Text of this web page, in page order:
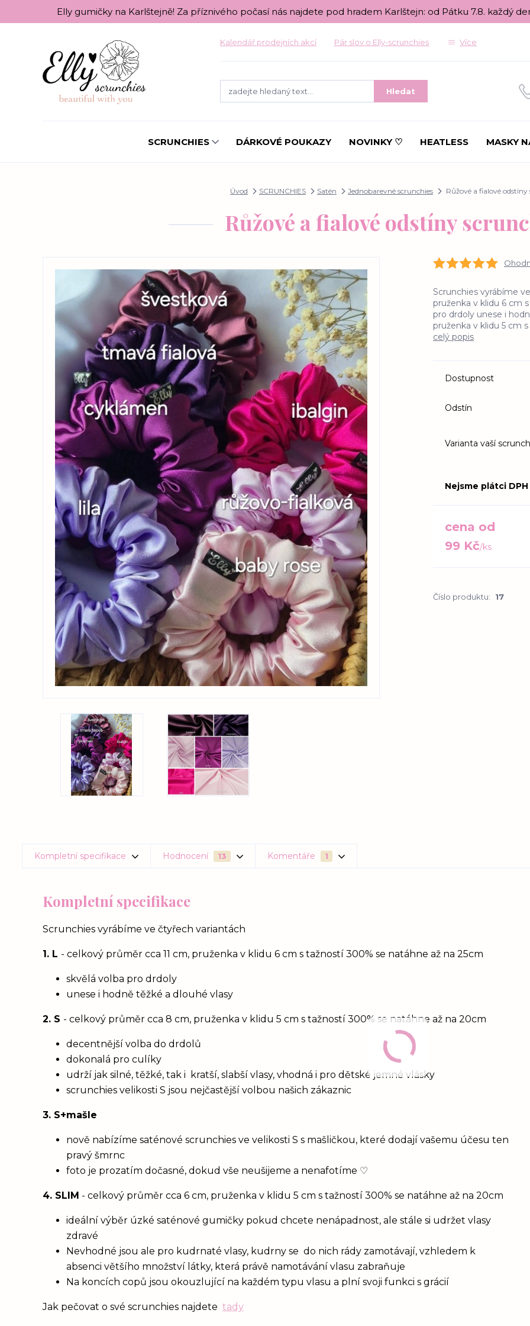
Elly gumičky na Karlštejně! Za příznivého počasí nás najdete pod hradem Karlštejn: od Pátku 7.8. každý
Kalendář prodejních akcí Pár slov o Elly-scrunchies Více
Hledat
SCRUNCHIES DÁRKOVÉ POUKAZY NOVINKY ♡ HEATLESS MASKY
Úvod SCRUNCHIES Satén Jednobarevné scrunchies Růžové a fialové odstíny
Růžové a fialové odstíny
Scrunchies vyrábíme
pruženka v klidu 6 cm
pro drdoly unese i
pruženka v klidu 5 cm
celý popis
Dostupnost
Odstín
Varianta vaší
Nejsme plátci DPH
cena od
99 Kč/ks
Číslo produktu: 17
Kompletní specifikace Hodnocení 13 Komentáře 1
Kompletní specifikace
Scrunchies vyrábíme ve čtyřech variantách
1. L - celkový průměr cca 11 cm, pruženka v klidu 6 cm s tažností 300% se natáhne až na 25cm
skvělá volba pro drdoly
unese i hodně těžké a dlouhé vlasy
2. S - celkový průměr cca 8 cm, pruženka v klidu 5 cm s tažností 300% se natáhne až na 20cm
decentnější volba do drdolů
dokonalá pro culíky
udrží jak silné, těžké, tak i kratší, slabší vlasy, vhodná i pro dětské jemné vlásky
scrunchies velikosti S jsou nejčastější volbou našich zákaznic
3. S+mašle
nově nabízíme saténové scrunchies ve velikosti S s mašličkou, které dodají vašemu účesu ten
pravý šmrnc
foto je prozatím dočasné, dokud vše neušijeme a nenafotíme ♡
4. SLIM - celkový průměr cca 6 cm, pruženka v klidu 5 cm s tažností 300% se natáhne až na 20cm
ideální výběr úzké saténové gumičky pokud chcete nenápadnost, ale stále si udržet vlasy
zdravé
Nevhodné jsou ale pro kudrnaté vlasy, kudrny se do nich rády zamotávají, vzhledem k
absenci většího množství látky, která právě namotávání vlasu zabraňuje
Na koncích copů jsou okouzlující na každém typu vlasu a plní svoji funkci s grácií
Jak pečovat o své scrunchies najdete tady